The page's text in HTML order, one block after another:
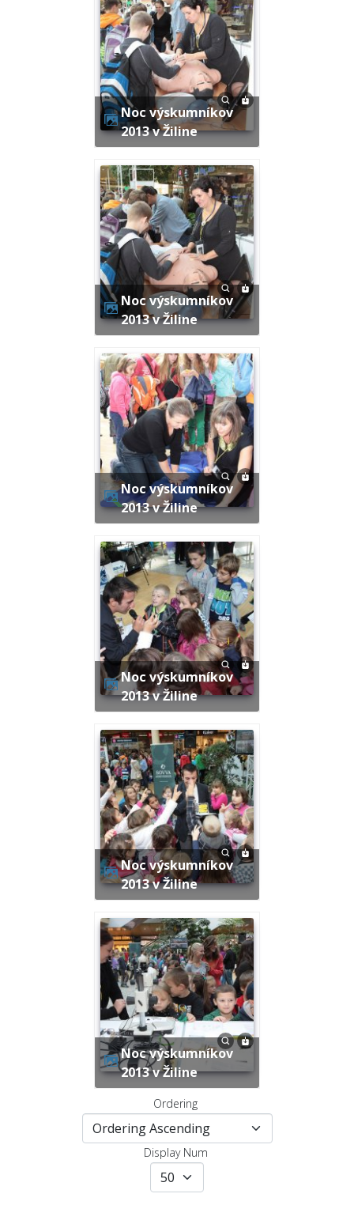
Noc výskumníkov
2013 v Žiline
Noc výskumníkov
2013 v Žiline
Noc výskumníkov
2013 v Žiline
Noc výskumníkov
2013 v Žiline
Noc výskumníkov
2013 v Žiline
Noc výskumníkov
2013 v Žiline
Ordering
Display Num